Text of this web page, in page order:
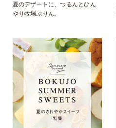
夏のデザートに、つるんとひん
やり牧場ぷりん。